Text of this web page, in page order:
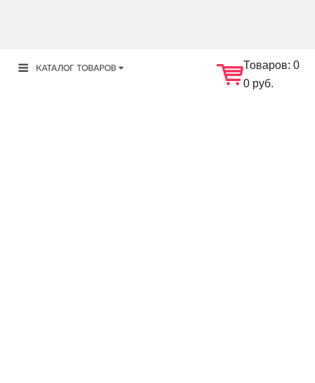
Товаров: 0
0 руб.